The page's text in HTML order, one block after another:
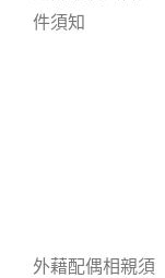
件須知
外藉配偶相親須